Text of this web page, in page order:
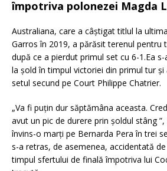
împotriva polonezei Magda
Australiana, care a câștigat titlul la
Garros în 2019, a părăsit terenul pentru
după ce a pierdut primul set cu 6-1.Ea
la șold în timpul victoriei din primul tur
setul secund pe Court Philippe Chatrier.
„Va fi puțin dur săptămâna aceasta.
avut un pic de durere prin șoldul stâng
învins-o marți pe Bernarda Pera în trei
s-a retras, de asemenea, accidentată
timpul sfertului de finală împotriva lui